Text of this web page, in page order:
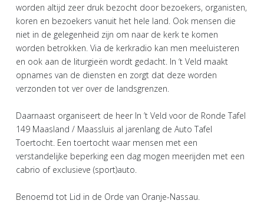
worden altijd zeer druk bezocht door bezoekers, organisten,
koren en bezoekers vanuit het hele land. Ook mensen die
niet in de gelegenheid zijn om naar de kerk te komen
worden betrokken. Via de kerkradio kan men meeluisteren
en ook aan de liturgieën wordt gedacht. In ‘t Veld maakt
opnames van de diensten en zorgt dat deze worden
verzonden tot ver over de landsgrenzen.
Daarnaast organiseert de heer In ’t Veld voor de Ronde Tafel
149 Maasland / Maassluis al jarenlang de Auto Tafel
Toertocht. Een toertocht waar mensen met een
verstandelijke beperking een dag mogen meerijden met een
cabrio of exclusieve (sport)auto.
Benoemd tot Lid in de Orde van Oranje-Nassau.